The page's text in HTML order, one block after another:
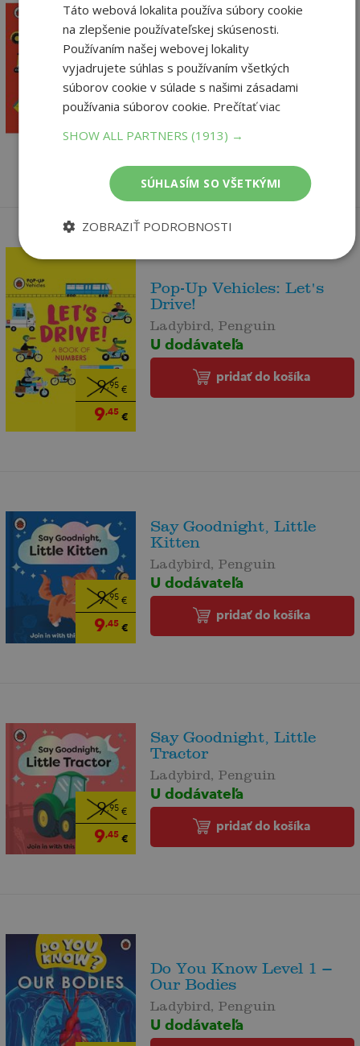
Pop-Up Vehicles: Let's
Dig!
Ladybird, Penguin
U dodávateľa
pridať do košíka
9,95€
9,45€
Pop-Up Vehicles: Let's
Drive!
Ladybird, Penguin
U dodávateľa
pridať do košíka
9,95€
9,45€
Say Goodnight, Little
Kitten
Ladybird, Penguin
U dodávateľa
pridať do košíka
9,95€
9,45€
Say Goodnight, Little
Tractor
Ladybird, Penguin
U dodávateľa
pridať do košíka
Do You Know Level 1 –
Our Bodies
Ladybird, Penguin
U dodávateľa
Táto webová lokalita používa súbory cookie
na zlepšenie používateľskej skúsenosti.
Používaním našej webovej lokality
vyjadrujete súhlas s používaním všetkých
súborov cookie v súlade s našimi zásadami
používania súborov cookie. Prečítať viac
SHOW ALL PARTNERS(1913) →
SÚHLASÍM SO VŠETKÝMI
ZOBRAZIŤ PODROBNOSTI